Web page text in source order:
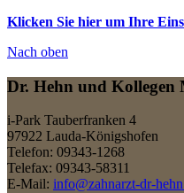
Klicken Sie hier um Ihre
Nach oben
Dr. Hehn und
i-Park Tauberfranken 4
97922 Lauda-Königshofen
Telefon: 09343-1268
Telefax: 09343-58311
E-Mail: info@zahnarzt-dr-